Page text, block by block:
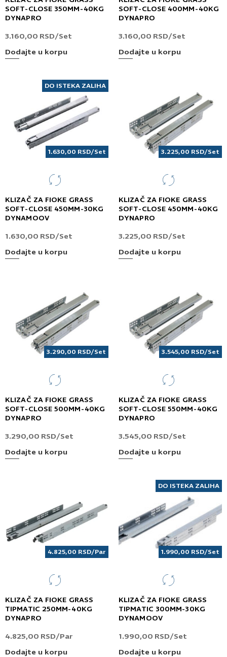
SOFT-CLOSE 350MM-40KG
DYNAPRO
3.160,00 RSD/Set
Dodajte u korpu
SOFT-CLOSE 400MM-40KG
DYNAPRO
3.160,00 RSD/Set
Dodajte u korpu
DO ISTEKA ZALIHA
1.630,00 RSD/Set
KLIZAČ ZA FIOKE GRASS
SOFT-CLOSE 450MM-30KG
DYNAMOOV
1.630,00 RSD/Set
Dodajte u korpu
3.225,00 RSD/Set
KLIZAČ ZA FIOKE GRASS
SOFT-CLOSE 450MM-40KG
DYNAPRO
3.225,00 RSD/Set
Dodajte u korpu
3.290,00 RSD/Set
KLIZAČ ZA FIOKE GRASS
SOFT-CLOSE 500MM-40KG
DYNAPRO
3.290,00 RSD/Set
Dodajte u korpu
3.545,00 RSD/Set
KLIZAČ ZA FIOKE GRASS
SOFT-CLOSE 550MM-40KG
DYNAPRO
3.545,00 RSD/Set
Dodajte u korpu
4.825,00 RSD/Par
KLIZAČ ZA FIOKE GRASS
TIPMATIC 250MM-40KG
DYNAPRO
4.825,00 RSD/Par
Dodajte u korpu
DO ISTEKA ZALIHA
1.990,00 RSD/Set
KLIZAČ ZA FIOKE GRASS
TIPMATIC 300MM-30KG
DYNAMOOV
1.990,00 RSD/Set
Dodajte u korpu